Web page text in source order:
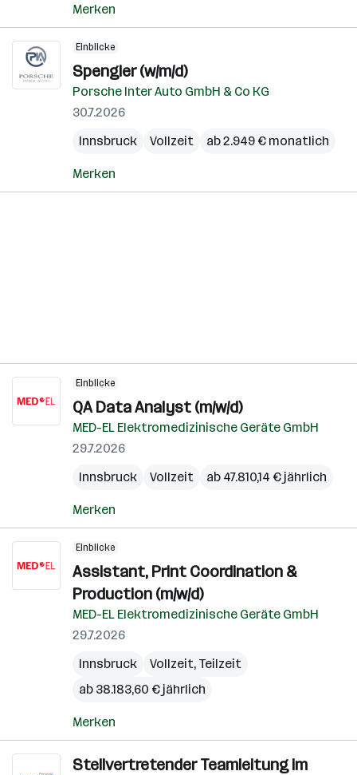
Merken
Einblicke
Spengler (w/m/d)
Porsche Inter Auto GmbH & Co KG
30.7.2026
Innsbruck
Vollzeit ab 2.949 € monatlich
Merken
Einblicke
QA Data Analyst (m/w/d)
MED-EL Elektromedizinische Geräte GmbH
29.7.2026
Innsbruck
Vollzeit ab 47.810,14 € jährlich
Merken
Einblicke
Assistant, Print Coordination &
Production (m/w/d)
MED-EL Elektromedizinische Geräte GmbH
29.7.2026
Innsbruck
Vollzeit, Teilzeit
ab 38.183,60 € jährlich
Merken
Stellvertretender Teamleitung im